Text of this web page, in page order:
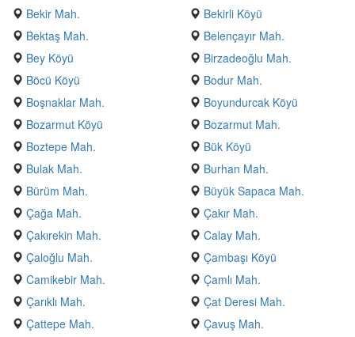
Bekir Mah.
Bekirli Köyü
Bektaş Mah.
Belençayır Mah.
Bey Köyü
Birzadeoğlu Mah.
Böcü Köyü
Bodur Mah.
Boşnaklar Mah.
Boyundurcak Köyü
Bozarmut Köyü
Bozarmut Mah.
Boztepe Mah.
Bük Köyü
Bulak Mah.
Burhan Mah.
Bürüm Mah.
Büyük Sapaca Mah.
Çağa Mah.
Çakır Mah.
Çakırekin Mah.
Calay Mah.
Çaloğlu Mah.
Çambaşı Köyü
Camikebir Mah.
Çamlı Mah.
Çarıklı Mah.
Çat Deresi Mah.
Çattepe Mah.
Çavuş Mah.